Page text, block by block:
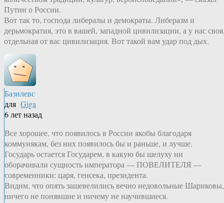
Путин о России.
Вот так то, господа либералы и демократы. Либеразм и
дерьмократия, это в вашей, западной цивилизации, а у нас
отдельная от вас цивилизация. Вот такой вам удар под дых.
Базилевс
для Giga
6 лет назад
Все хорошее, что появилось в России якобы благодаря
коммунякам, без них появилось бы и раньше, и лучше.
Государь остается Государем, в какую бы шелуху ни
оборачивали сущность императора — ПОВЕЛИТЕЛЯ —
современники: царя, генсека, президента.
Видим, что опять зашевелились вечно недовольные Шариковы,
ничего не понявшие и ничему не научившиеся.